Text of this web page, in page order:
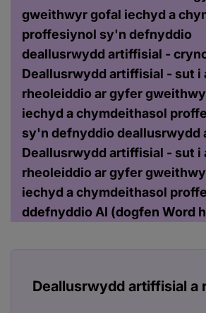
gweithwyr gofal iechyd a
proffesiynol sy'n defnyddio
deallusrwydd artiffisial -
Deallusrwydd artiffisial - sut i
rheoleiddio ar gyfer
iechyd a chymdeithasol
sy'n defnyddio deallusrwydd
Deallusrwydd artiffisial - sut i
rheoleiddio ar gyfer
iechyd a chymdeithasol
ddefnyddio AI (dogfen Word
Deallusrwydd artiffisial a